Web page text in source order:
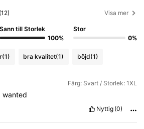
(12) Visa mer
Sann till Storlek
100%
Stor
0%
(1) bra kvalitet(1) böjd(1)
Färg: Svart / Storlek: 1XL
wanted
Nyttig (0)